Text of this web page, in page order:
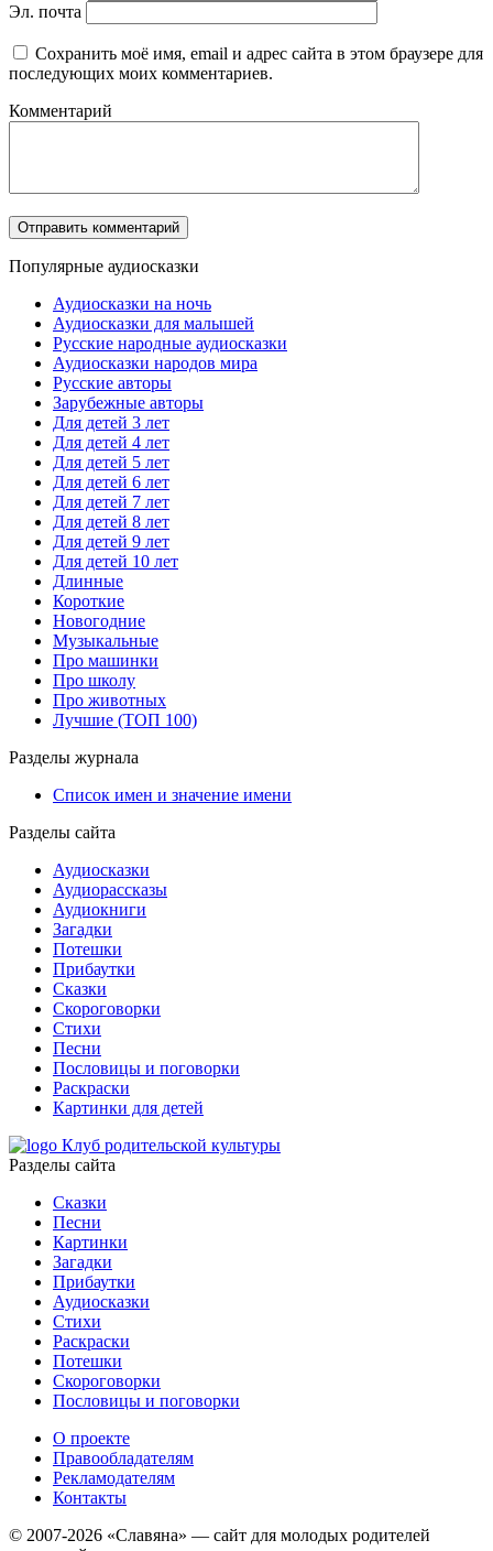
Эл. почта
Сохранить моё имя, email и адрес сайта в этом браузере для
последующих моих комментариев.
Комментарий
Популярные аудиосказки
Аудиосказки на ночь
Аудиосказки для малышей
Русские народные аудиосказки
Аудиосказки народов мира
Русские авторы
Зарубежные авторы
Для детей 3 лет
Для детей 4 лет
Для детей 5 лет
Для детей 6 лет
Для детей 7 лет
Для детей 8 лет
Для детей 9 лет
Для детей 10 лет
Длинные
Короткие
Новогодние
Музыкальные
Про машинки
Про школу
Про животных
Лучшие (ТОП 100)
Разделы журнала
Список имен и значение имени
Разделы сайта
Аудиосказки
Аудиорассказы
Аудиокниги
Загадки
Потешки
Прибаутки
Сказки
Скороговорки
Стихи
Песни
Пословицы и поговорки
Раскраски
Картинки для детей
Клуб родительской культуры
Разделы сайта
Сказки
Песни
Картинки
Загадки
Прибаутки
Аудиосказки
Стихи
Раскраски
Потешки
Скороговорки
Пословицы и поговорки
О проекте
Правообладателям
Рекламодателям
Контакты
© 2007-2026 «Славяна» — сайт для молодых родителей